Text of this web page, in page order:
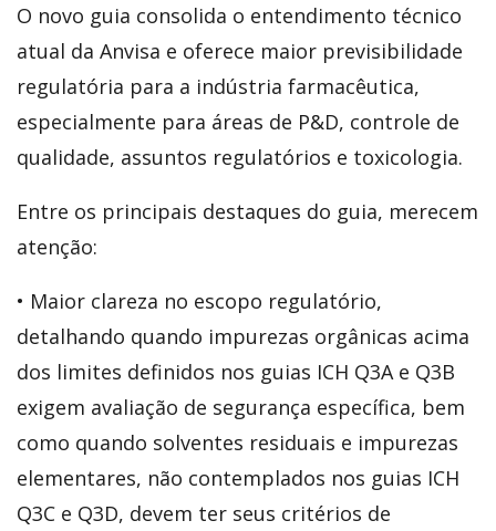
O novo guia consolida o entendimento técnico
atual da Anvisa e oferece maior previsibilidade
regulatória para a indústria farmacêutica,
especialmente para áreas de P&D, controle de
qualidade, assuntos regulatórios e toxicologia.
Entre os principais destaques do guia, merecem
atenção:
• Maior clareza no escopo regulatório,
detalhando quando impurezas orgânicas acima
dos limites definidos nos guias ICH Q3A e Q3B
exigem avaliação de segurança específica, bem
como quando solventes residuais e impurezas
elementares, não contemplados nos guias ICH
Q3C e Q3D, devem ter seus critérios de